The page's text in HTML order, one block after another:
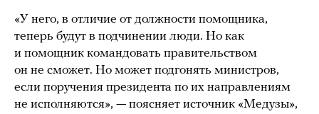
«У него, в отличие от должности помощника,
теперь будут в подчинении люди. Но как
и помощник командовать правительством
он не сможет. Но может подгонять министров,
если поручения президента по их направлениям
не исполняются», — поясняет источник «Медузы»,